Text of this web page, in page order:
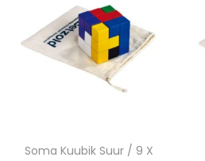
Soma Kuubik Suur / 9 X